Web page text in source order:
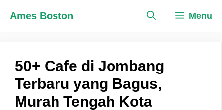
Ames Boston Menu
50+ Cafe di Jombang
Terbaru yang Bagus,
Murah Tengah Kota